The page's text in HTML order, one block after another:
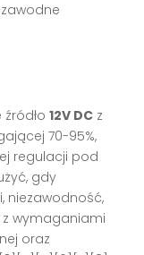
źródło12V DC z
70-95%,
regulacji pod
gdy
niezawodność,
wymaganiami
oraz